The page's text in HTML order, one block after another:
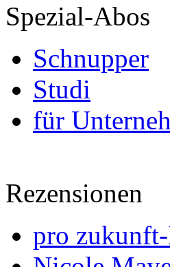
Spezial-Abos
Schnupper
Studi
für
Rezensionen
pro